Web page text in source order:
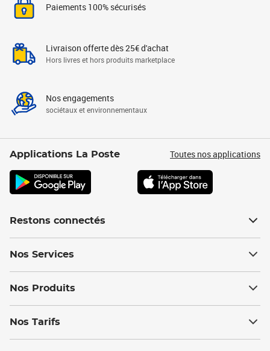
Paiements 100% sécurisés
Livraison offerte dès 25€ d'achat
Hors livres et hors produits marketplace
Nos engagements
sociétaux et environnementaux
Applications La Poste Toutes nos applications
Restons connectés
Nos Services
Nos Produits
Nos Tarifs